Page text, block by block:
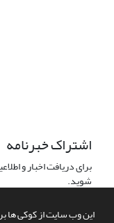
این وب سایت از کوکی ها
اشتراک خبرنامه
برای دریافت اخبار و
شوید.